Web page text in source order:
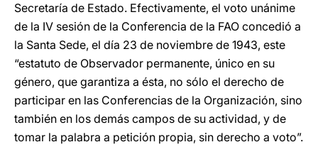
Secretaría de Estado. Efectivamente, el voto unánime
de la IV sesión de la Conferencia de la FAO concedió a
la Santa Sede, el día 23 de noviembre de 1943, este
“estatuto de Observador permanente, único en su
género, que garantiza a ésta, no sólo el derecho de
participar en las Conferencias de la Organización, sino
también en los demás campos de su actividad, y de
tomar la palabra a petición propia, sin derecho a voto”.